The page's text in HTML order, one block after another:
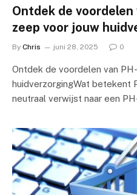
Ontdek de
zeep voor jouw
By Chris juni 28, 2025 0
Ontdek de voordelen van
huidverzorgingWat betekent
neutraal verwijst naar een